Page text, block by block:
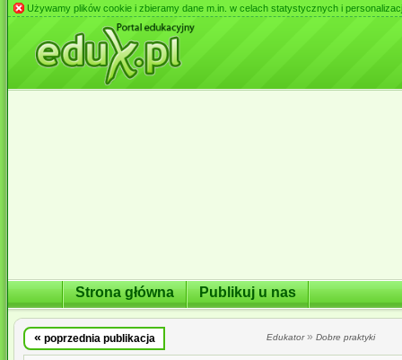
Używamy plików cookie i zbieramy dane m.in. w celach statystycznych i
Strona główna Publikuj u nas
« poprzednia publikacja Edukator» Dobre praktyki